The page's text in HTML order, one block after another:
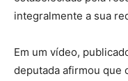
integralmente a sua
Em um vídeo,
deputada afirmou que